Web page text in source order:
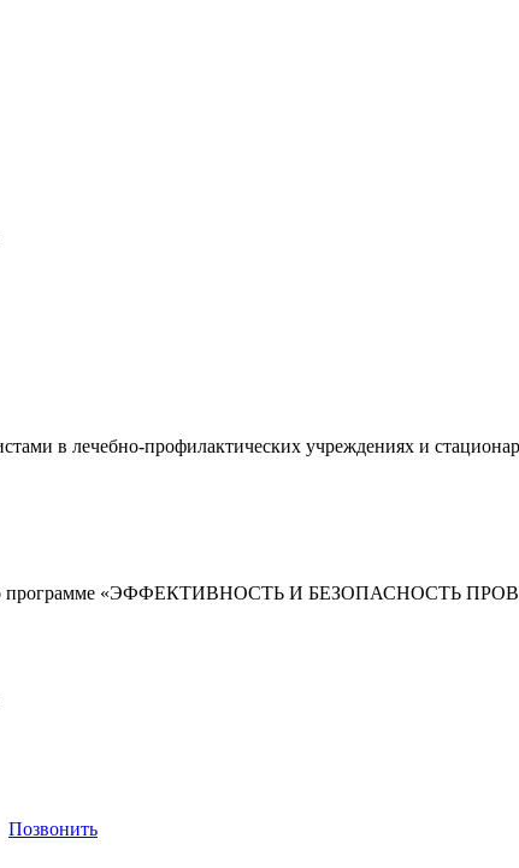
в лечебно-профилактических учреждениях и
по программе «ЭФФЕКТИВНОСТЬ И БЕЗОПАСНОСТЬ
Позвонить